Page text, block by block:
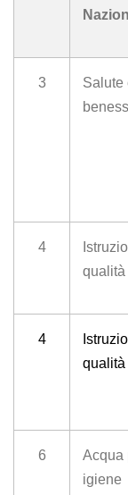
3
Salute
4
qualità
4
qualità
6
Acqua
igiene